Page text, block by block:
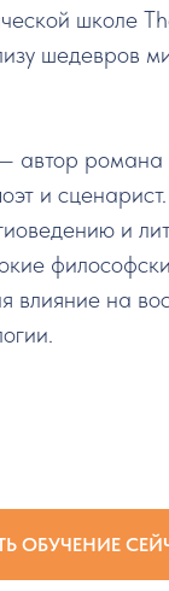
школе
шедевров
автор
и
и
влияние на
ОБУЧЕНИЕ